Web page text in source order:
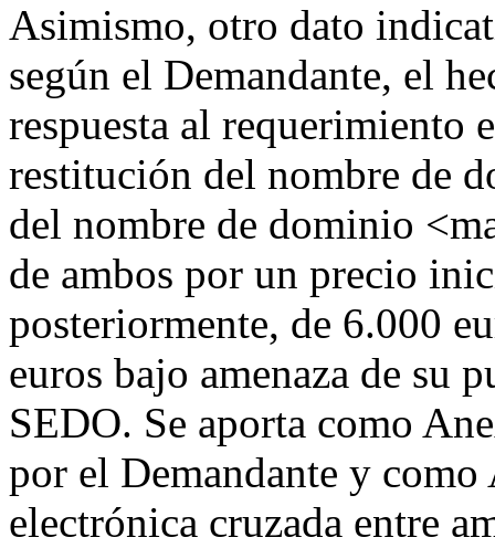
Asimismo, otro dato
según el Demandante, el
respuesta al requerimiento
restitución del nombre de
del nombre de dominio
de ambos por un precio
posteriormente, de 6.000
euros bajo amenaza de su
SEDO. Se aporta como
por el Demandante y
electrónica cruzada entre